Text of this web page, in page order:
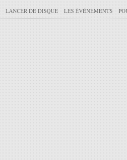
LANCER DE DISQUE LES ÉVÉNEMENTS